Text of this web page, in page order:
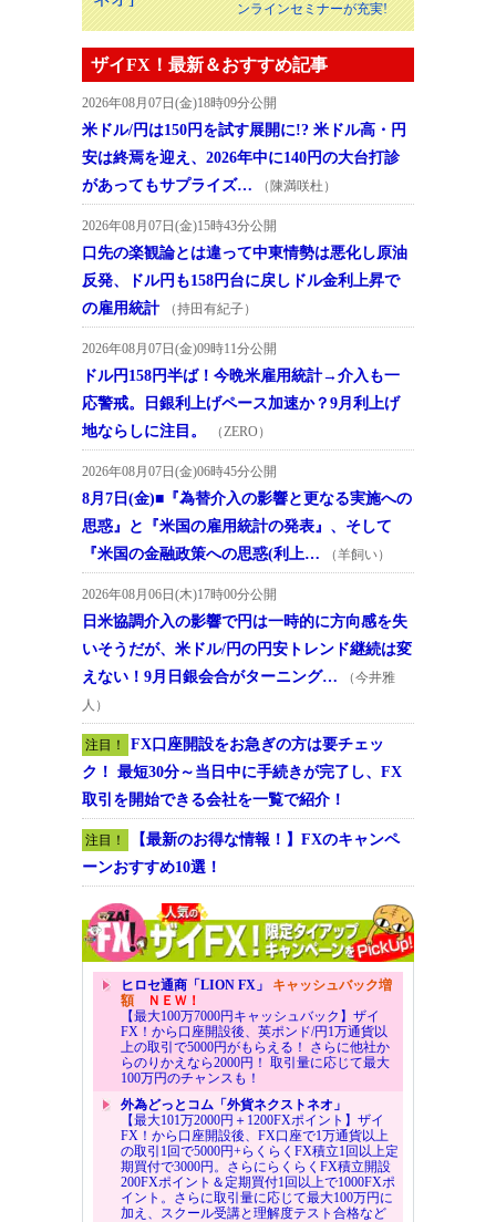
ンラインセミナーが充実!
ザイFX！最新＆おすすめ記事
2026年08月07日(金)18時09分公開
米ドル/円は150円を試す展開に!? 米ドル高・円
安は終焉を迎え、2026年中に140円の大台打診
があってもサプライズ…
（陳満咲杜）
2026年08月07日(金)15時43分公開
口先の楽観論とは違って中東情勢は悪化し原油
反発、ドル円も158円台に戻しドル金利上昇で
の雇用統計
（持田有紀子）
2026年08月07日(金)09時11分公開
ドル円158円半ば！今晩米雇用統計→介入も一
応警戒。日銀利上げペース加速か？9月利上げ
地ならしに注目。
（ZERO）
2026年08月07日(金)06時45分公開
8月7日(金)■『為替介入の影響と更なる実施への
思惑』と『米国の雇用統計の発表』、そして
『米国の金融政策への思惑(利上…
（羊飼い）
2026年08月06日(木)17時00分公開
日米協調介入の影響で円は一時的に方向感を失
いそうだが、米ドル/円の円安トレンド継続は変
えない！9月日銀会合がターニング…
（今井雅
人）
注目！
FX口座開設をお急ぎの方は要チェッ
ク！ 最短30分～当日中に手続きが完了し、FX
取引を開始できる会社を一覧で紹介！
注目！
【最新のお得な情報！】FXのキャンペ
ーンおすすめ10選！
ヒロセ通商「LION FX」 キャッシュバック増
額ＮＥＷ！
【最大100万7000円キャッシュバック】ザイ
FX！から口座開設後、英ポンド/円1万通貨以
上の取引で5000円がもらえる！ さらに他社か
らのりかえなら2000円！ 取引量に応じて最大
100万円のチャンスも！
外為どっとコム「外貨ネクストネオ」
【最大101万2000円＋1200FXポイント】ザイ
FX！から口座開設後、FX口座で1万通貨以上
の取引1回で5000円+らくらくFX積立1回以上定
期買付で3000円。さらにらくらくFX積立開設
200FXポイント＆定期買付1回以上で1000FXポ
イント。さらに取引量に応じて最大100万円に
加え、スクール受講と理解度テスト合格など